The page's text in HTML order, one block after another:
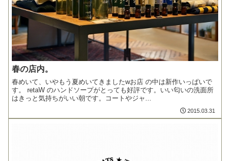
春の店内。
春めいて、いやもう夏めいてきましたwお店 の中は新作いっぱいで
す。 retaW のハンドソープがとっても好評です。いい匂いの洗面所
はきっと気持ちがいい朝です。コートやジャ...
2015.03.31